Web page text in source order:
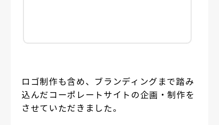
ロゴ制作も含め、ブランディングまで踏み
込んだコーポレートサイトの企画・制作を
させていただきました。